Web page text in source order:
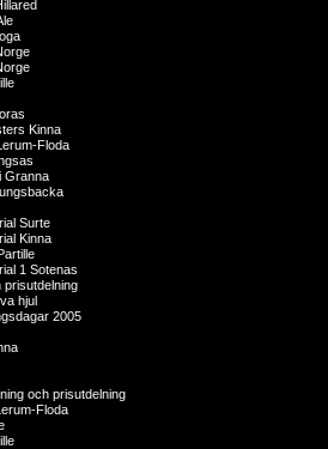
Kinna
Floda
Granna
Surte
Kinna
1 Sotenas
prisutdelning
hjul
2005
och prisutdelning
Floda